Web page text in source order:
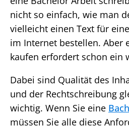
nicht so einfach, wie man
vielleicht einen Text für
im Internet bestellen. Aber
kaufen erfordert schon ein
Dabei sind Qualität des
und der Rechtschreibung
wichtig. Wenn Sie eine
müssen Sie alle diese